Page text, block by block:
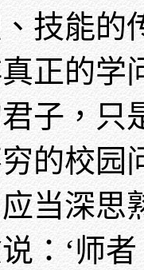
技能的
正的学
子，只
的校园
当深思
：‘师